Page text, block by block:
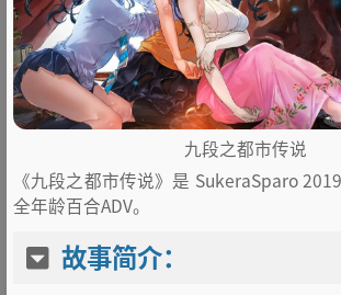
九段之都市传说
《九段之都市传说》是 SukeraSparo
全年龄百合ADV。
故事简介：